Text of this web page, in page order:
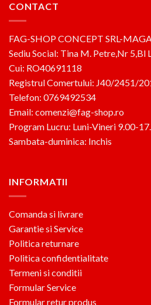
CONTACT
FAG-SHOP CONCEPT SRL-
Sediu Social: Tina M. Petre,Nr 5,Bl
Cui: RO40691118
Registrul Comertului: J40/2451/
Telefon: 0769492534
Email: comenzi@fag-shop.ro
Program Lucru: Luni-Vineri 9.00-
Sambata-duminica: Inchis
INFORMATII
Comanda si livrare
Garantie si Service
Politica returnare
Politica confidentialitate
Termeni si conditii
Formular Service
Formular retur produs